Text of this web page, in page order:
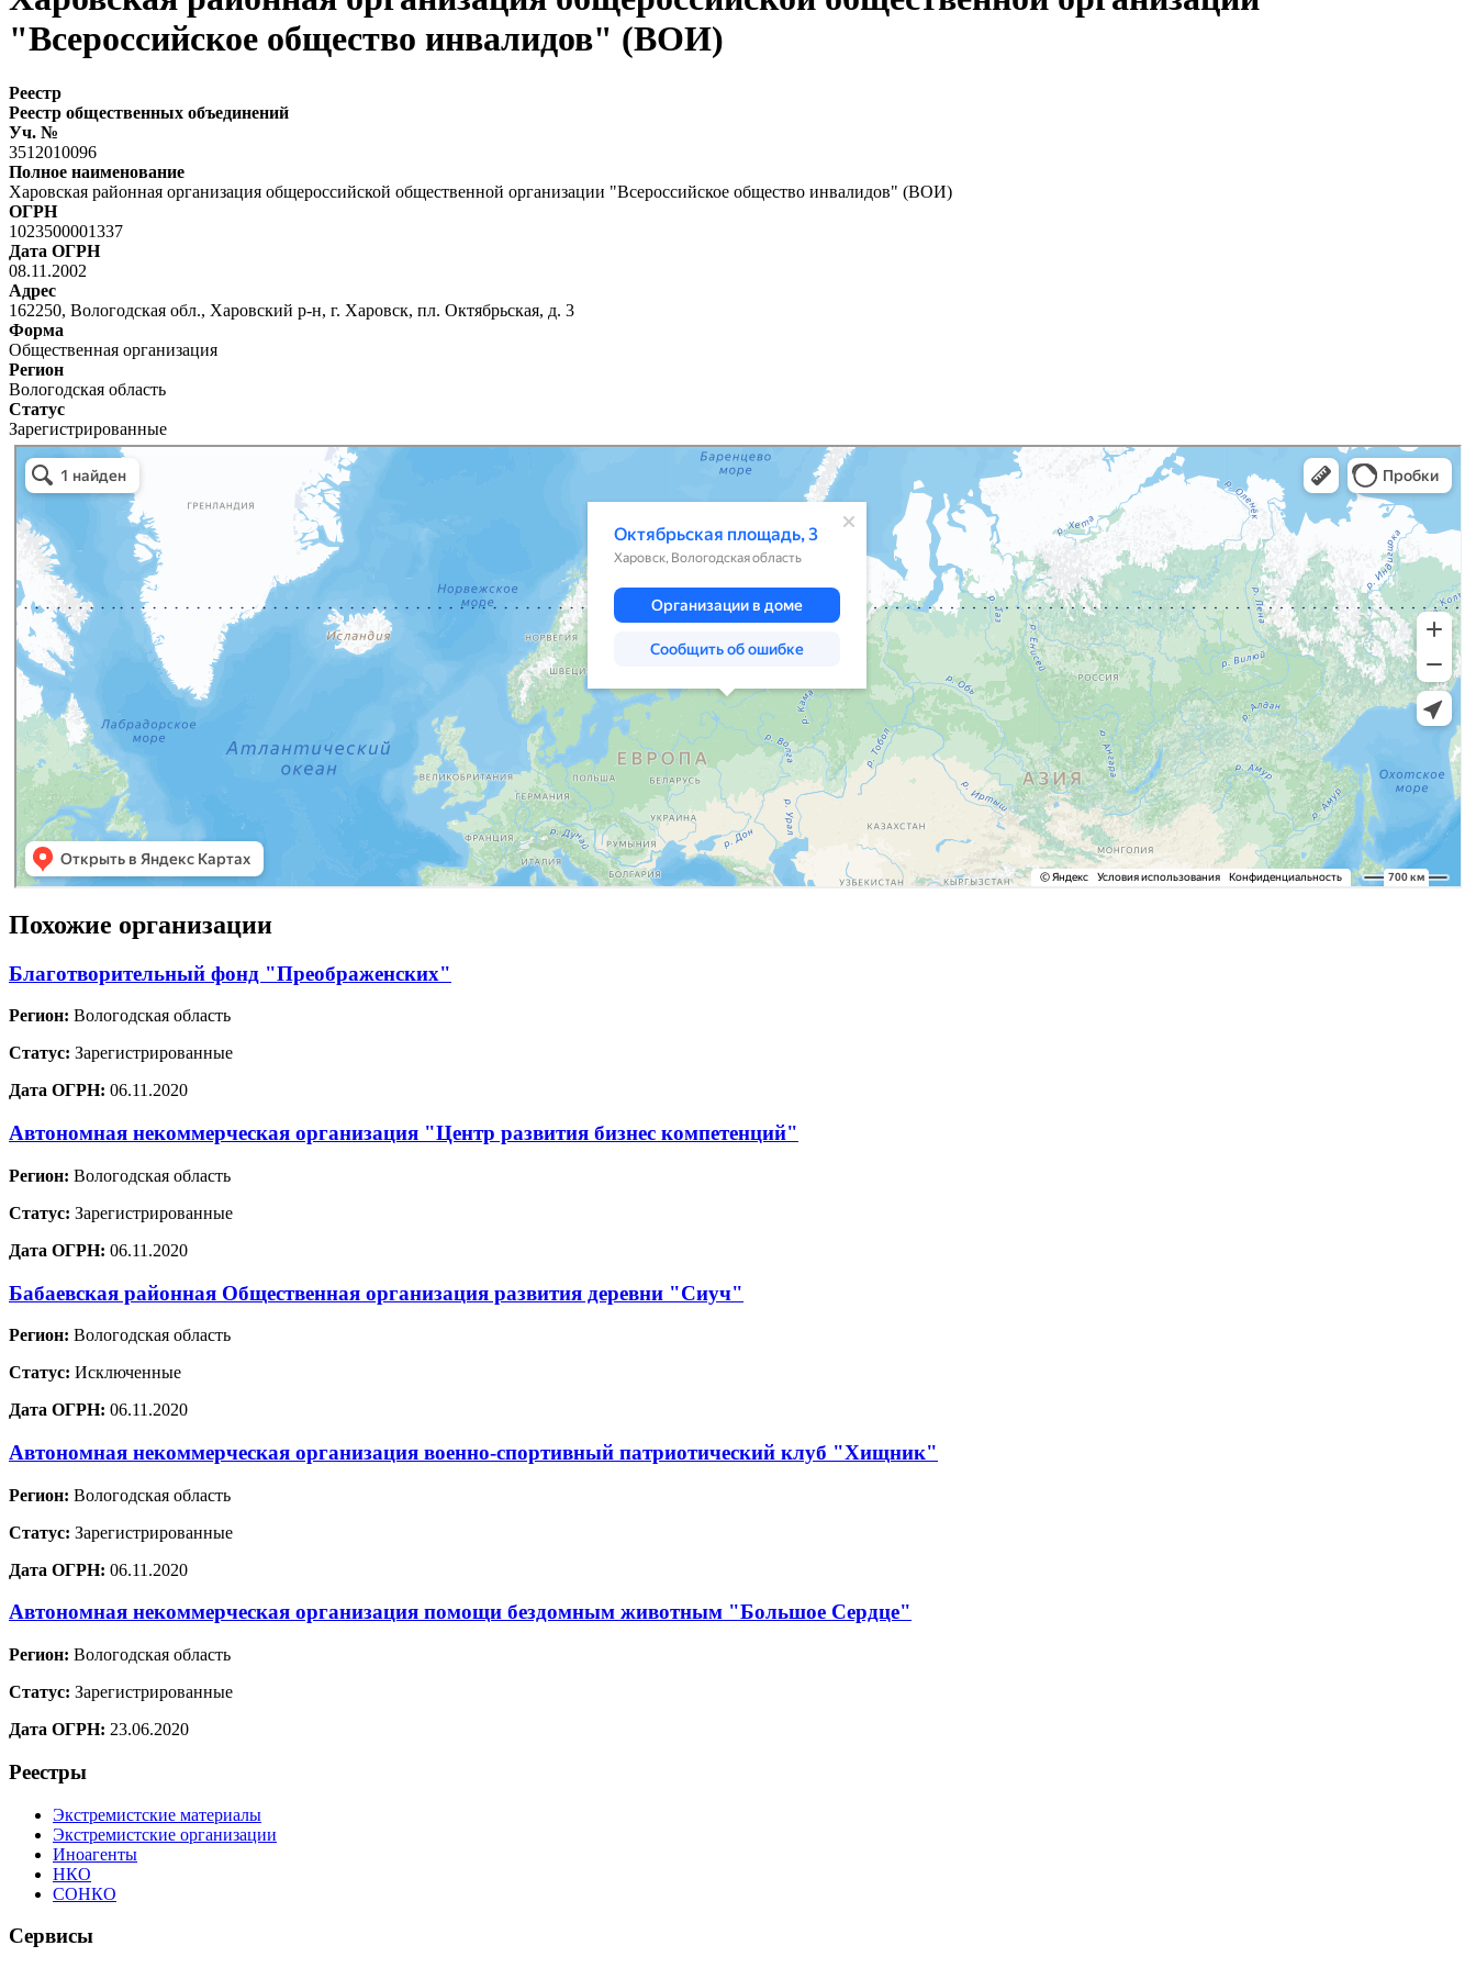
"Всероссийское общество инвалидов" (ВОИ)
Реестр
Реестр общественных объединений
Уч. №
3512010096
Полное наименование
Харовская районная организация общероссийской общественной организации "Всероссийское общество инвалидов" (ВОИ)
ОГРН
1023500001337
Дата ОГРН
08.11.2002
Адрес
162250, Вологодская обл., Харовский р-н, г. Харовск, пл. Октябрьская, д. 3
Форма
Общественная организация
Регион
Вологодская область
Статус
Зарегистрированные
Похожие организации
Благотворительный фонд "Преображенских"
Регион: Вологодская область
Статус: Зарегистрированные
Дата ОГРН: 06.11.2020
Автономная некоммерческая организация "Центр развития бизнес компетенций"
Регион: Вологодская область
Статус: Зарегистрированные
Дата ОГРН: 06.11.2020
Бабаевская районная Общественная организация развития деревни "Сиуч"
Регион: Вологодская область
Статус: Исключенные
Дата ОГРН: 06.11.2020
Автономная некоммерческая организация военно-спортивный патриотический клуб "Хищник"
Регион: Вологодская область
Статус: Зарегистрированные
Дата ОГРН: 06.11.2020
Автономная некоммерческая организация помощи бездомным животным "Большое Сердце"
Регион: Вологодская область
Статус: Зарегистрированные
Дата ОГРН: 23.06.2020
Реестры
Экстремистские материалы
Экстремистские организации
Иноагенты
НКО
СОНКО
Сервисы